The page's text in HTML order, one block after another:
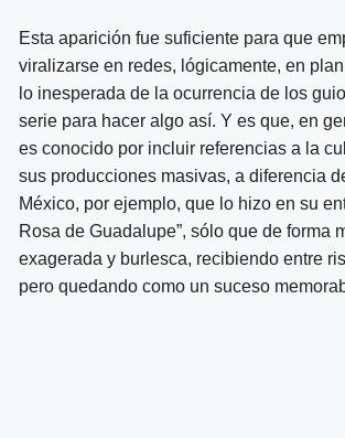
Esta aparición fue suficiente para que
viralizarse en redes, lógicamente, en
lo inesperada de la ocurrencia de los
serie para hacer algo así. Y es que, en
es conocido por incluir referencias a la
sus producciones masivas, a diferencia
México, por ejemplo, que lo hizo en su
Rosa de Guadalupe”, sólo que de forma
exagerada y burlesca, recibiendo entre
pero quedando como un suceso